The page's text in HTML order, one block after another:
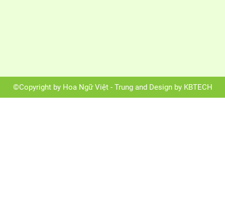
©Copyright by Hoa Ngữ Việt - Trung and Design by KBTECH